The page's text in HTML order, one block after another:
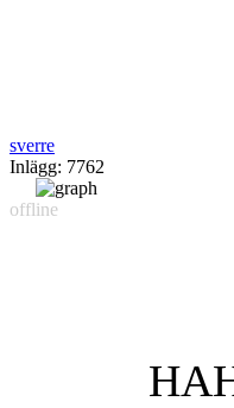
sverre
Inlägg: 7762
offline